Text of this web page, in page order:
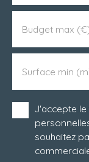
Budget max
Surface min
J'accepte
souhaitez